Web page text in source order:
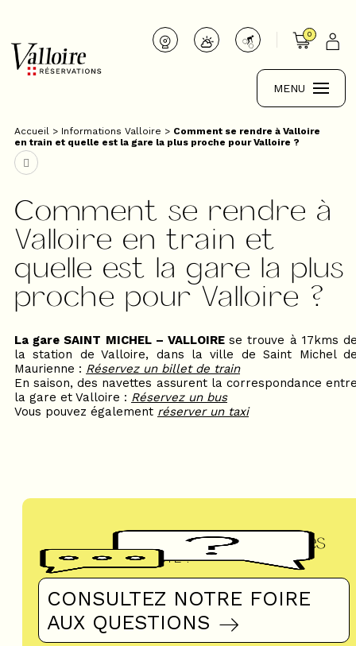
0
MENU
Accueil > Informations Valloire > Comment se rendre à Valloire
en train et quelle est la gare la plus proche pour Valloire ?
Comment se rendre à
Valloire en train et
quelle est la gare la plus
proche pour Valloire ?
La gare SAINT MICHEL – VALLOIREse trouve à 17kms
la station de Valloire, dans la ville de Saint Michel
Maurienne : Réservez un billet de train
En saison, des navettes assurent la correspondance
la gare et Valloire : Réservez un bus
Vous pouvez également réserver un taxi
Questions fréquentes
UN DOUTE ?
CONSULTEZ NOTRE FOIRE
AUX QUESTIONS